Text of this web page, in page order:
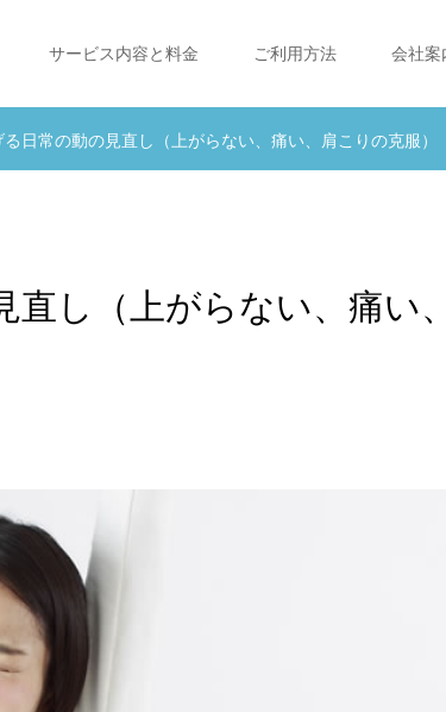
サービス内容と料金 ご利用方法 会社案
日常の動の見直し（上がらない、痛い、肩こりの克服）
直し（上がらない、痛い